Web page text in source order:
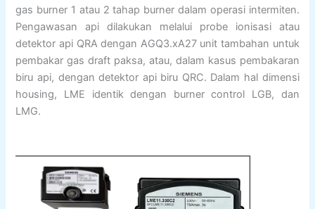
gas burner 1 atau 2 tahap burner dalam operasi intermiten.
Pengawasan api dilakukan melalui probe ionisasi atau
detektor api QRA dengan AGQ3.xA27 unit tambahan untuk
pembakar gas draft paksa, atau, dalam kasus pembakaran
biru api, dengan detektor api biru QRC. Dalam hal dimensi
housing, LME identik dengan burner control LGB, dan
LMG.